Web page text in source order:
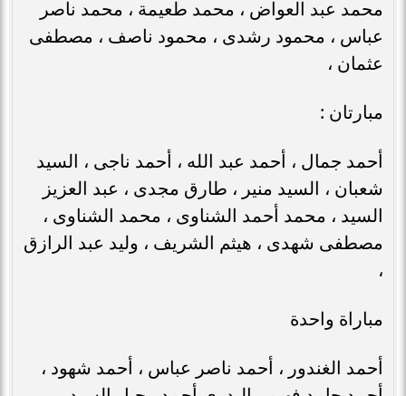
محمد عبد العواض ، محمد طعيمة ، محمد ناصر
عباس ، محمود رشدى ، محمود ناصف ، مصطفى
عثمان ،
مبارتان :
أحمد جمال ، أحمد عبد الله ، أحمد ناجى ، السيد
شعبان ، السيد منير ، طارق مجدى ، عبد العزيز
السيد ، محمد أحمد الشناوى ، محمد الشناوى ،
مصطفى شهدى ، هيثم الشريف ، وليد عبد الرازق
،
مباراة واحدة
أحمد الغندور ، أحمد ناصر عباس ، أحمد شهود ،